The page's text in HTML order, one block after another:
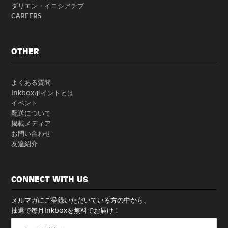
ダリエン・イニシアチブ
CAREERS
OTHER
よくある質問
Inkboxポイントとは
イベント
配送について
掲載メディア
お問い合わせ
友達紹介
CONNECT WITH US
メルマガにご登録いただいている方の中から、
抽選で毎月Inkboxを無料でお届け！